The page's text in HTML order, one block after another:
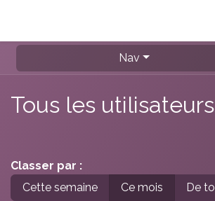
Nav
Tous les utilisateurs
Classer par :
Cette semaine
Ce mois De